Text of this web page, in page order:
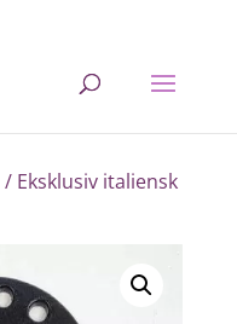
/ Eksklusiv italiensk